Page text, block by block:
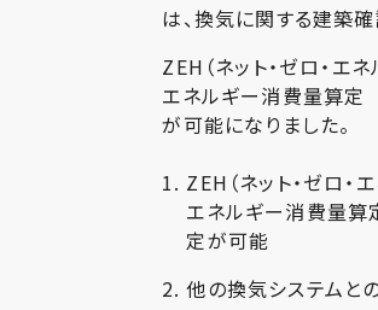
は、換気に関する建築
ZEH（ネット・ゼロ・エ
エネルギー消費量算定
が可能になりました。
ZEH（ネット・ゼロ
エネルギー消費量算
定が可能
他の換気システムと